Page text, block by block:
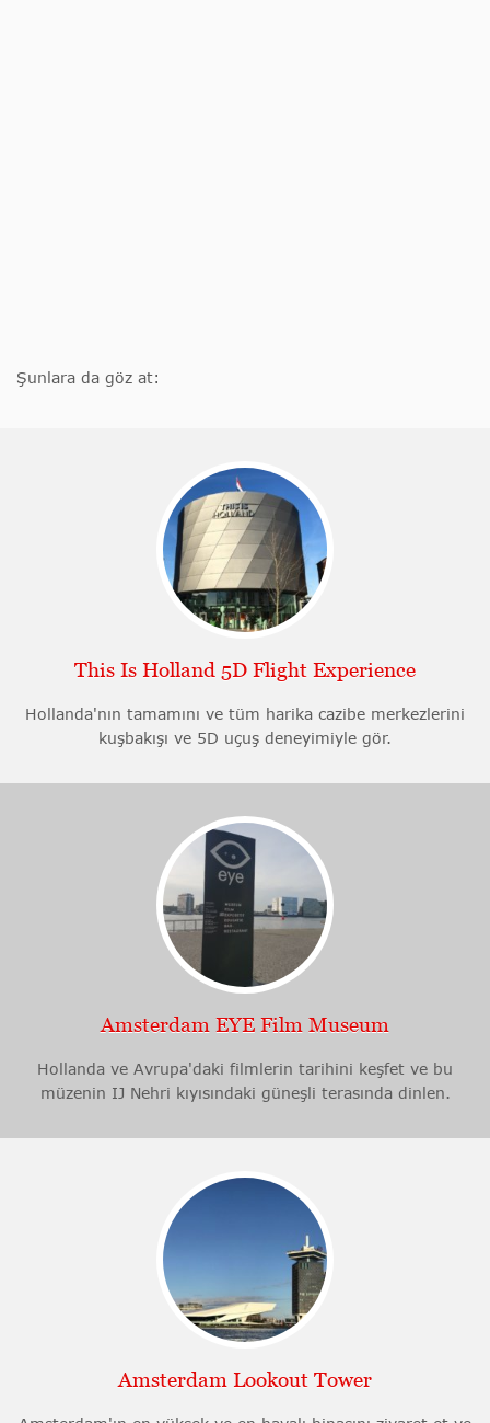
Şunlara da göz at:
This Is Holland 5D Flight Experience
Hollanda'nın tamamını ve tüm harika cazibe merkezlerini
kuşbakışı ve 5D uçuş deneyimiyle gör.
Amsterdam EYE Film Museum
Hollanda ve Avrupa'daki filmlerin tarihini keşfet ve bu
müzenin IJ Nehri kıyısındaki güneşli terasında dinlen.
Amsterdam Lookout Tower